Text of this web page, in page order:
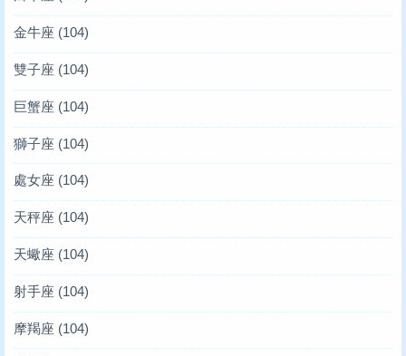
金牛座 (104)
雙子座 (104)
巨蟹座 (104)
獅子座 (104)
處女座 (104)
天秤座 (104)
天蠍座 (104)
射手座 (104)
摩羯座 (104)